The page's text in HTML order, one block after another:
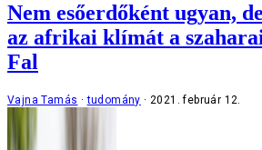
Nem esőerdőként ugyan,
az afrikai klímát a
Fal
Vajna Tamás tudomány 2021. február 12.